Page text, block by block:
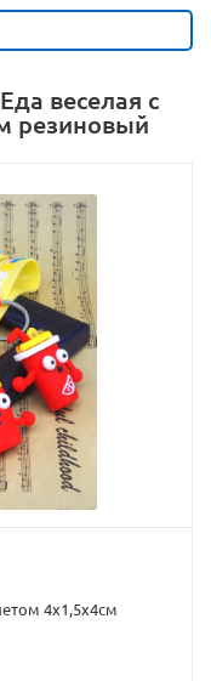
веселая с
резиновый
4х1,5х4см